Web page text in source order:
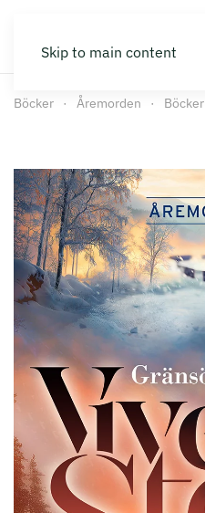
Skip to main content
Böcker Åremorden Böcker